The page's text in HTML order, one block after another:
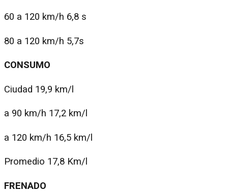
60 a 120 km/h 6,8 s
80 a 120 km/h 5,7s
CONSUMO
Ciudad 19,9 km/l
a 90 km/h 17,2 km/l
a 120 km/h 16,5 km/l
Promedio 17,8 Km/l
FRENADO